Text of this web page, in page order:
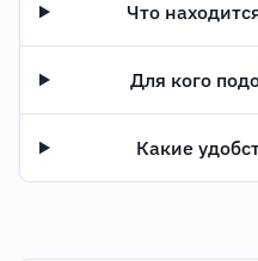
Что
Для кого
Какие